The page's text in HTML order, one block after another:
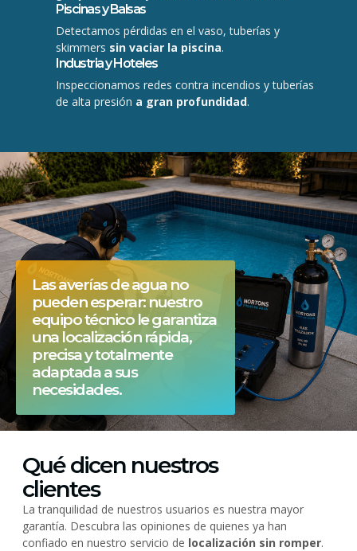
Piscinas y Balsas
Detectamos pérdidas en el vaso, tuberías y
skimmers sin vaciar la piscina.
Industria y Hoteles
Inspeccionamos redes contra incendios y tuberías
de alta presión a gran profundidad.
Las averías de agua no
pueden esperar: nuestro
equipo técnico le garantiza
una localización rápida,
precisa y totalmente
adaptada a sus
necesidades.
Qué dicen nuestros
clientes
La tranquilidad de nuestros usuarios es nuestra mayor
garantía. Descubra las opiniones de quienes ya han
confiado en nuestro servicio de localización sin romper.